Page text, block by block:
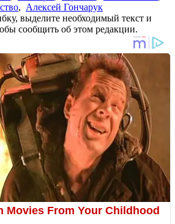
, Алексей Гончарук
выделите необходимый текст и
сообщить об этом редакции.